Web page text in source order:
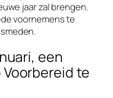
jaar zal brengen.
voornemens te
een
Voorbereid te